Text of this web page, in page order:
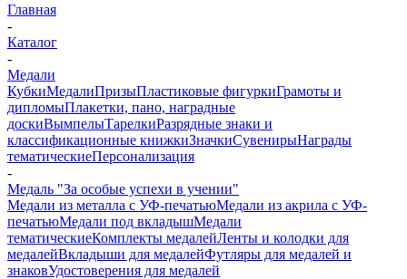
Главная
-
Каталог
-
Медали
КубкиМедалиПризыПластиковые фигуркиГрамоты и
дипломыПлакетки, пано, наградные
доскиВымпелыТарелкиРазрядные знаки и
классификационные книжкиЗначкиСувенирыНаграды
тематическиеПерсонализация
-
Медаль "За особые успехи в учении"
Медали из металла с УФ-печатьюМедали из акрила с УФ-
печатьюМедали под вкладышМедали
тематическиеКомплекты медалейЛенты и колодки для
медалейВкладыши для медалейФутляры для медалей и
знаковУдостоверения для медалей